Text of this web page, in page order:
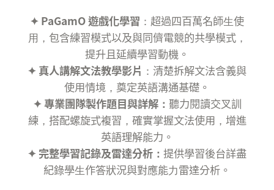
✦ PaGamO 遊戲化學習 ：超過四百萬名師⽣使
⽤，包含練習模式以及與同儕電競的共學模式，
✦ 真人講解文法教學影片 ：清楚拆解文法含義與
✦ 專業團隊製作題目與詳解： 聽力閱讀交叉訓
練，搭配螺旋式複習，確實掌握文法使用，增進
✦ 完整學習記錄及雷達分析： 提供學習後台詳盡
紀錄學⽣作答狀況與對應能⼒雷達分析。